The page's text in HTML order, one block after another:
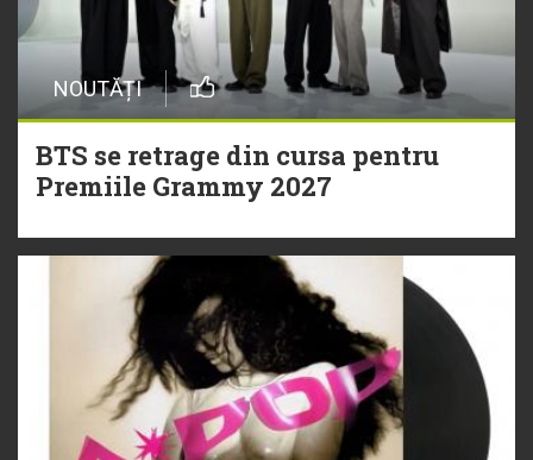
NOUTĂȚI
BTS se retrage din cursa pentru
Premiile Grammy 2027